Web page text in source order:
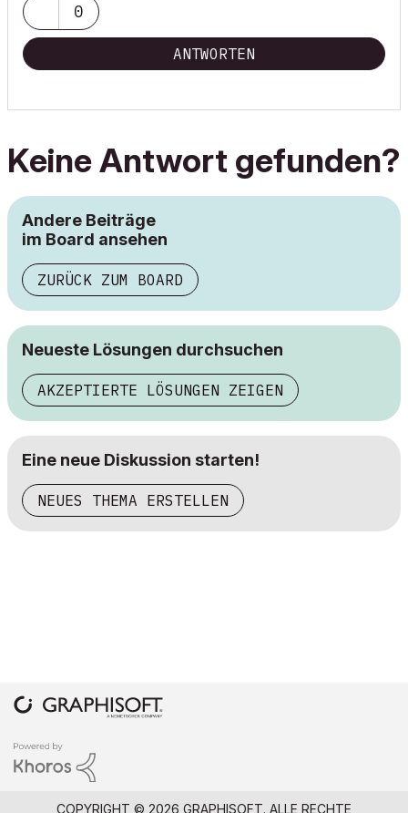
0
ANTWORTEN
Keine Antwort gefunden?
Andere Beiträge
im Board ansehen
ZURÜCK ZUM BOARD
Neueste Lösungen durchsuchen
AKZEPTIERTE LÖSUNGEN ZEIGEN
Eine neue Diskussion starten!
NEUES THEMA ERSTELLEN
COPYRIGHT © 2026 GRAPHISOFT. ALLE RECHTE